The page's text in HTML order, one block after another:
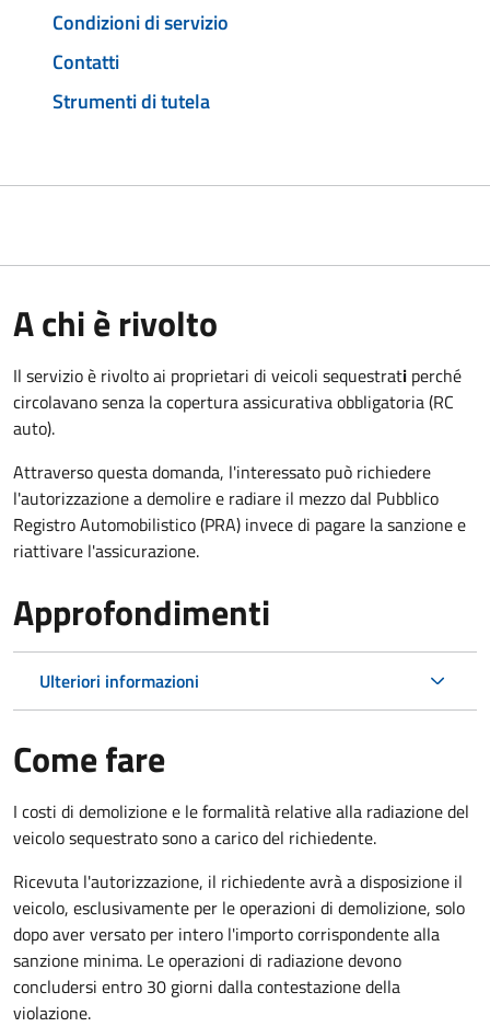
Condizioni di servizio
Contatti
Strumenti di tutela
A chi è rivolto
Il servizio è rivolto ai proprietari di veicoli sequestrati perché
circolavano senza la copertura assicurativa obbligatoria (RC
auto).
Attraverso questa domanda, l'interessato può richiedere
l'autorizzazione a demolire e radiare il mezzo dal Pubblico
Registro Automobilistico (PRA) invece di pagare la sanzione e
riattivare l'assicurazione.
Approfondimenti
Ulteriori informazioni
Come fare
I costi di demolizione e le formalità relative alla radiazione del
veicolo sequestrato sono a carico del richiedente.
Ricevuta l'autorizzazione, il richiedente avrà a disposizione il
veicolo, esclusivamente per le operazioni di demolizione, solo
dopo aver versato per intero l'importo corrispondente alla
sanzione minima. Le operazioni di radiazione devono
concludersi entro 30 giorni dalla contestazione della
violazione.